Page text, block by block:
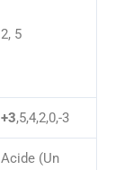
2, 5
+3,5,4,2,0,-3
Acide (Un